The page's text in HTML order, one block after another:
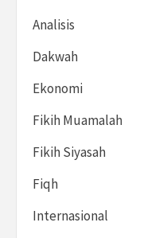
Analisis
Dakwah
Ekonomi
Fikih Muamalah
Fikih Siyasah
Fiqh
Internasional